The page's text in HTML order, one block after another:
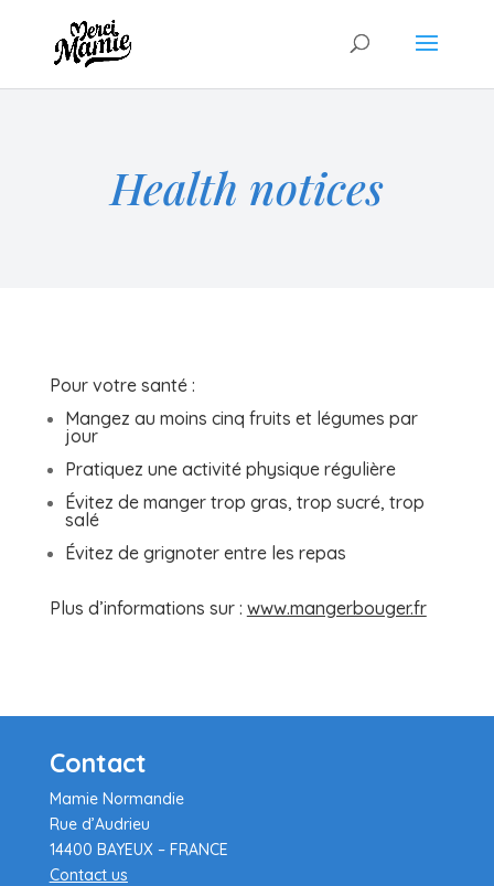
Health notices
Pour votre santé :
Mangez au moins cinq fruits et légumes par
jour
Pratiquez une activité physique régulière
Évitez de manger trop gras, trop sucré, trop
salé
Évitez de grignoter entre les repas
Plus d’informations sur : www.mangerbouger.fr
Contact
Mamie Normandie
Rue d’Audrieu
14400 BAYEUX – FRANCE
Contact us